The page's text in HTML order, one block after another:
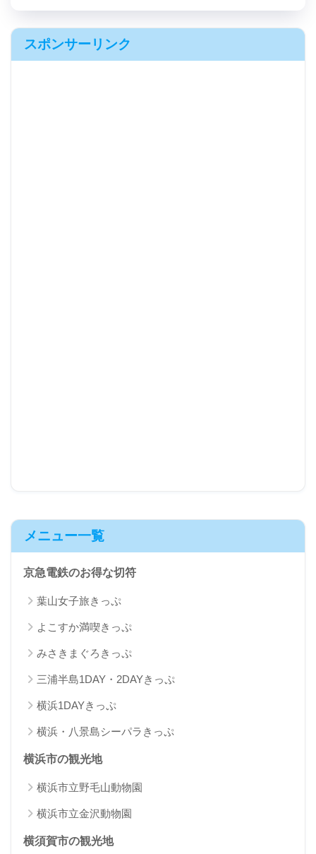
スポンサーリンク
メニュー一覧
京急電鉄のお得な切符
葉山女子旅きっぷ
よこすか満喫きっぷ
みさきまぐろきっぷ
三浦半島1DAY・2DAYきっぷ
横浜1DAYきっぷ
横浜・八景島シーパラきっぷ
横浜市の観光地
横浜市立野毛山動物園
横浜市立金沢動物園
横須賀市の観光地